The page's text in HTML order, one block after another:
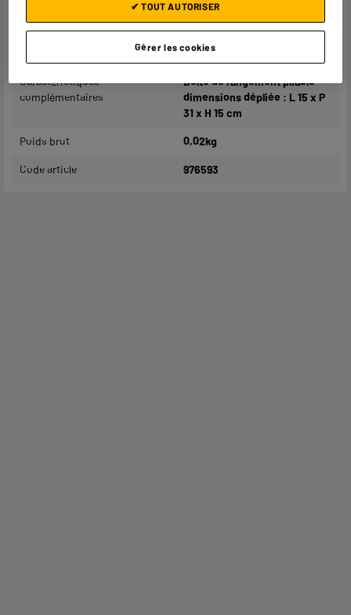
Dimensions produit H 31 cm x L 15 cm x P 1,5 cm
H 31 cm x L 15 cm x P 1,5 cm
Caractéristiques
complémentaires
Boîte de rangement pliable
dimensions dépliée : L 15 x P
31 x H 15 cm
Poids brut 0,02kg
Code article 976593
Gérer les cookies
✔ TOUT AUTORISER